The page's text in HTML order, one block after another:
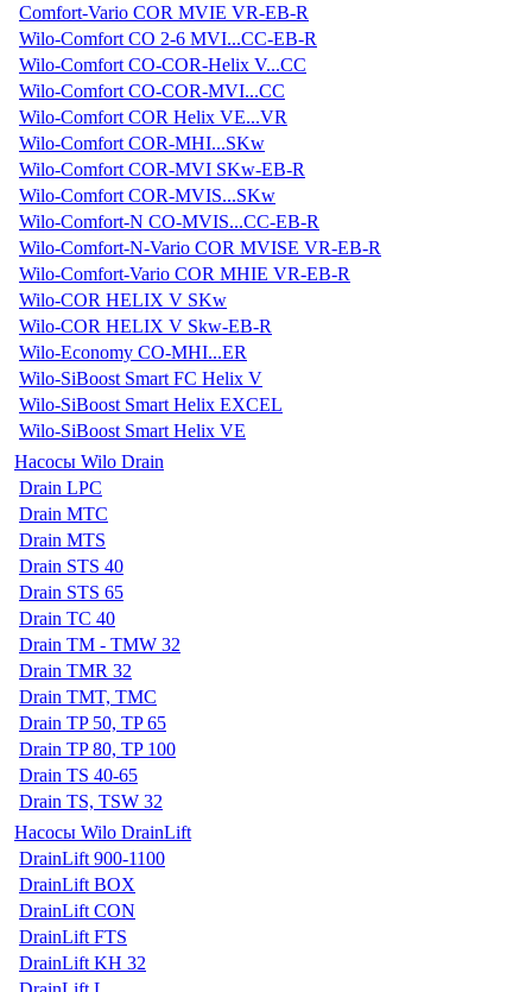
Comfort-Vario COR MVIE VR-EB-R
Wilo-Comfort CO 2-6 MVI...CC-EB-R
Wilo-Comfort CO-COR-Helix V...CC
Wilo-Comfort CO-COR-MVI...CC
Wilo-Comfort COR Helix VE...VR
Wilo-Comfort COR-MHI...SKw
Wilo-Comfort COR-MVI SKw-EB-R
Wilo-Comfort COR-MVIS...SKw
Wilo-Comfort-N CO-MVIS...CC-EB-R
Wilo-Comfort-N-Vario COR MVISE VR-EB-R
Wilo-Comfort-Vario COR MHIE VR-EB-R
Wilo-COR HELIX V SKw
Wilo-COR HELIX V Skw-EB-R
Wilo-Economy CO-MHI...ER
Wilo-SiBoost Smart FC Helix V
Wilo-SiBoost Smart Helix EXCEL
Wilo-SiBoost Smart Helix VE
Насосы Wilo Drain
Drain LPC
Drain MTC
Drain MTS
Drain STS 40
Drain STS 65
Drain TC 40
Drain TM - TMW 32
Drain TMR 32
Drain TMT, TMC
Drain TP 50, TP 65
Drain TP 80, TP 100
Drain TS 40-65
Drain TS, TSW 32
Насосы Wilo DrainLift
DrainLift 900-1100
DrainLift BOX
DrainLift CON
DrainLift FTS
DrainLift KH 32